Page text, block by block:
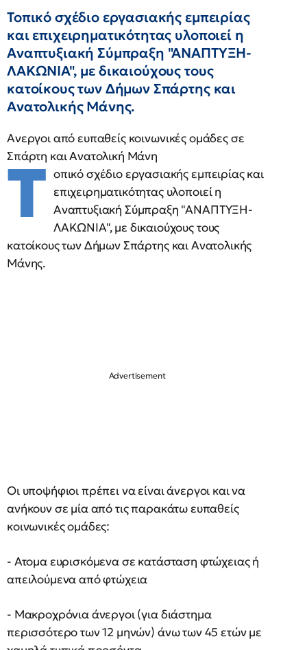
Τοπικό σχέδιο εργασιακής εμπειρίας
και επιχειρηματικότητας υλοποιεί η
Αναπτυξιακή Σύμπραξη "ΑΝΑΠΤΥΞΗ-
ΛΑΚΩΝΙΑ", με δικαιούχους τους
κατοίκους των Δήμων Σπάρτης και
Ανατολικής Μάνης.
Ανεργοι από ευπαθείς κοινωνικές ομάδες σε
Σπάρτη και Ανατολική Μάνη
Τ οπικό σχέδιο εργασιακής εμπειρίας και
επιχειρηματικότητας υλοποιεί η
Αναπτυξιακή Σύμπραξη "ΑΝΑΠΤΥΞΗ-
ΛΑΚΩΝΙΑ", με δικαιούχους τους
κατοίκους των Δήμων Σπάρτης και Ανατολικής
Μάνης.
Οι υποψήφιοι πρέπει να είναι άνεργοι και να
ανήκουν σε μία από τις παρακάτω ευπαθείς
κοινωνικές ομάδες:
- Ατομα ευρισκόμενα σε κατάσταση φτώχειας ή
απειλούμενα από φτώχεια
- Μακροχρόνια άνεργοι (για διάστημα
περισσότερο των 12 μηνών) άνω των 45 ετών με